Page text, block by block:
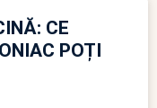
CE
POȚI